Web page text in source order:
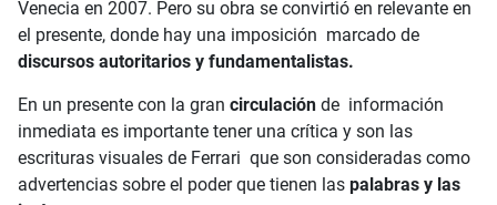
Venecia en 2007. Pero su obra se convirtió en relevante en
el presente, donde hay una imposición marcado de
discursos autoritarios y fundamentalistas.
En un presente con la gran circulación de información
inmediata es importante tener una crítica y son las
escrituras visuales de Ferrari que son consideradas como
advertencias sobre el poder que tienen las palabras y las